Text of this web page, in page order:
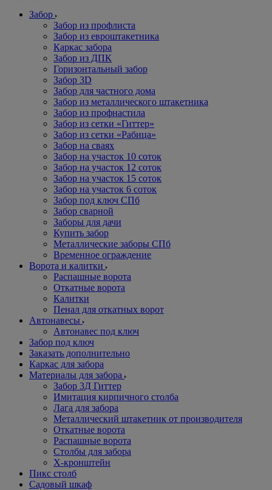
Забор
Забор из профлиста
Забор из евроштакетника
Каркас забора
Забор из ДПК
Горизонтальный забор
Забор 3D
Забор для частного дома
Забор из металлического штакетника
Забор из профнастила
Забор из сетки «Гиттер»
Забор из сетки «Рабица»
Забор на сваях
Забор на участок 10 соток
Забор на участок 12 соток
Забор на участок 15 соток
Забор на участок 6 соток
Забор под ключ СПб
Забор сварной
Заборы для дачи
Купить забор
Металлические заборы СПб
Временное ограждение
Ворота и калитки
Распашные ворота
Откатные ворота
Калитки
Пенал для откатных ворот
Автонавесы
Автонавес под ключ
Забор под ключ
Заказать дополнительно
Каркас для забора
Материалы для забора
Забор 3Д Гиттер
Имитация кирпичного столба
Лага для забора
Металлический штакетник от производителя
Откатные ворота
Распашные ворота
Столбы для забора
Х-кронштейн
Пикс столб
Садовый шкаф